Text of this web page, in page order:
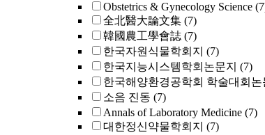
Obstetrics & Gynecology Science
全北醫大論文集 (7)
韓國農工學會誌 (7)
한국자원식물학회지 (7)
한국지능시스템학회논문지 (7)
한국해양환경공학회 학술대회논
소음 진동 (7)
Annals of Laboratory Medicine (7)
대한정신약물학회지 (7)